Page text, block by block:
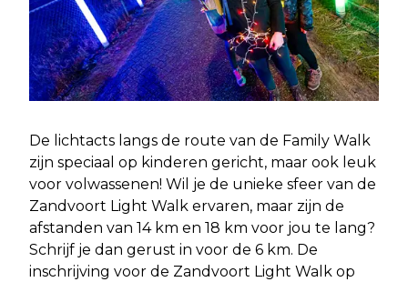
De lichtacts langs de route van de Family Walk
zijn speciaal op kinderen gericht, maar ook leuk
voor volwassenen! Wil je de unieke sfeer van de
Zandvoort Light Walk ervaren, maar zijn de
afstanden van 14 km en 18 km voor jou te lang?
Schrijf je dan gerust in voor de 6 km. De
inschrijving voor de Zandvoort Light Walk op